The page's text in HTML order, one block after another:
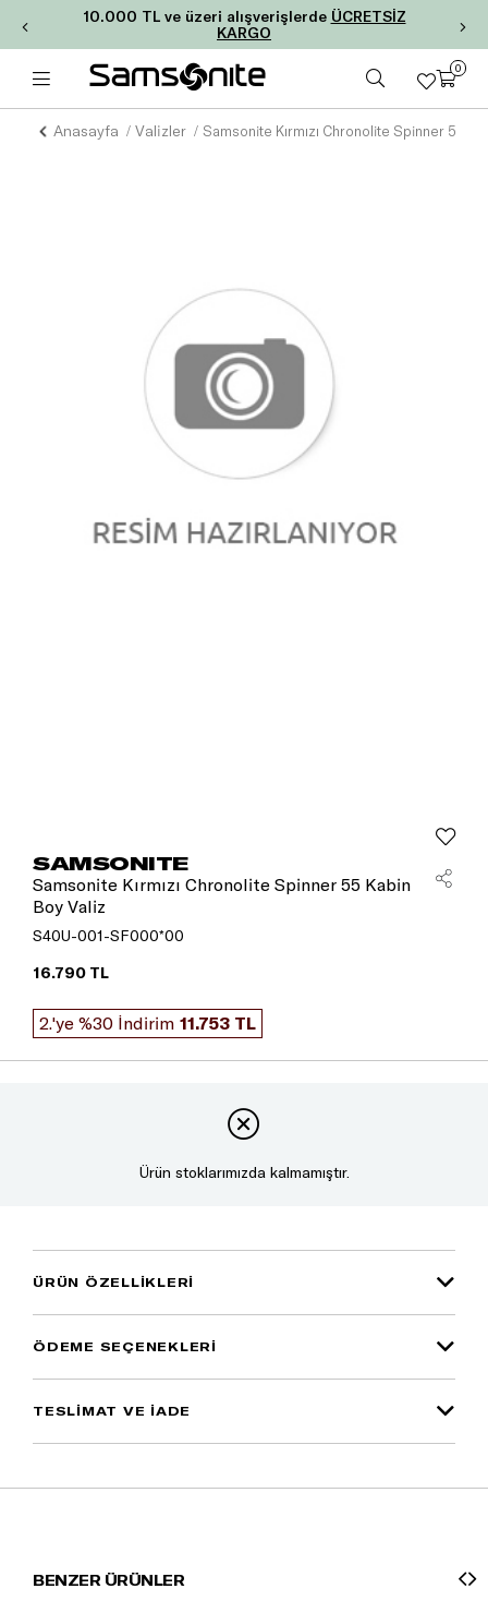
10.000 TL ve üzeri alışverişlerde ÜCRETSİZ
KARGO
0
Anasayfa Valizler
SAMSONITE
Samsonite Kırmızı Chronolite Spinner 55 Kabin
Boy Valiz
S40U-001-SF000*00
16.790 TL
2.'ye %30 İndirim 11.753 TL
Ürün stoklarımızda kalmamıştır.
ÜRÜN ÖZELLIKLERI
ÖDEME SEÇENEKLERI
TESLİMAT VE İADE
BENZER ÜRÜNLER